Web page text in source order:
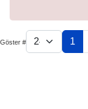
Göster # 1